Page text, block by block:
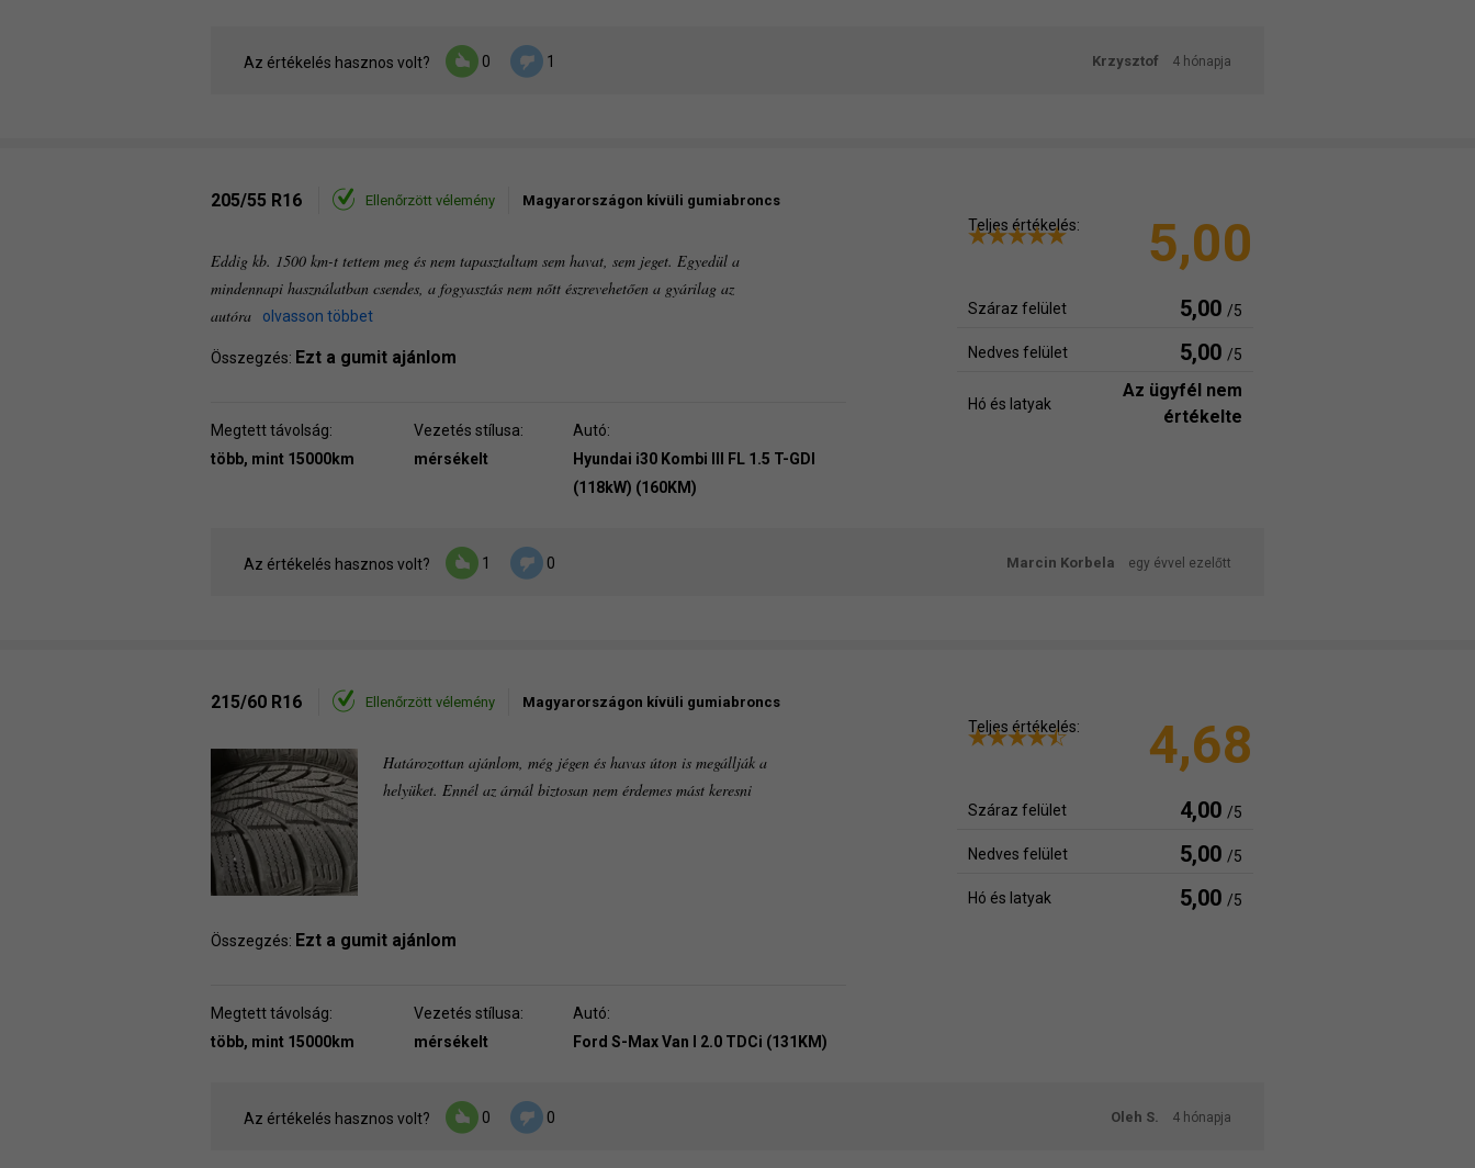
Az értékelés hasznos volt? 0 1 Krzysztof 4 hónapja
205/55 R16 Ellenőrzött vélemény Magyarországon kívüli gumiabroncs
Eddig kb. 1500 km-t tettem meg és nem tapasztaltam sem havat, sem jeget. Egyedül a
mindennapi használatban csendes, a fogyasztás nem nőtt észrevehetően a gyárilag az
autóra
olvasson többet
Összegzés: Ezt a gumit ajánlom
Megtett távolság:
több, mint 15000km
Vezetés stílusa:
mérsékelt
Autó:
Hyundai i30 Kombi III FL 1.5 T-GDI
(118kW) (160KM)
Teljes értékelés: 5,00
Száraz felület 5,00 /5
Nedves felület 5,00 /5
Hó és latyak
Az ügyfél nem
értékelte
Az értékelés hasznos volt? 1 0 Marcin Korbela egy évvel ezelőtt
215/60 R16 Ellenőrzött vélemény Magyarországon kívüli gumiabroncs
Határozottan ajánlom, még jégen és havas úton is megállják a
helyüket. Ennél az árnál biztosan nem érdemes mást keresni
Összegzés: Ezt a gumit ajánlom
Megtett távolság:
több, mint 15000km
Vezetés stílusa:
mérsékelt
Autó:
Ford S-Max Van I 2.0 TDCi (131KM)
Teljes értékelés: 4,68
Száraz felület 4,00 /5
Nedves felület 5,00 /5
Hó és latyak 5,00 /5
Az értékelés hasznos volt? 0 0 Oleh S. 4 hónapja